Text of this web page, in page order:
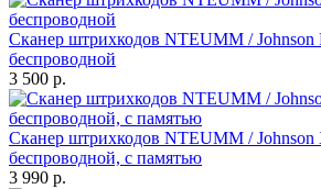
Сканер штрихкодов NTEUMM / Johnson
беспроводной
3 500 р.
Сканер штрихкодов NTEUMM / Johnson
беспроводной, с памятью
3 990 р.